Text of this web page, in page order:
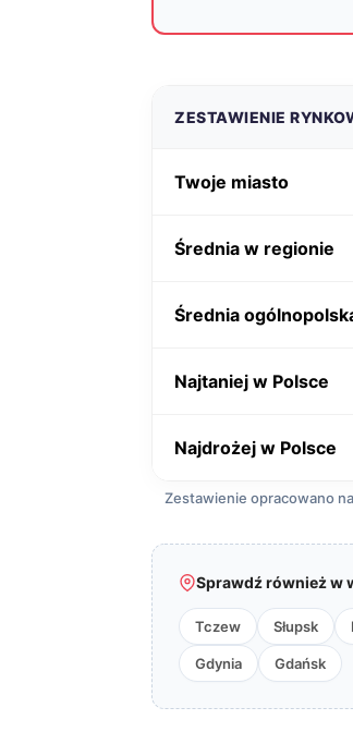
ZESTAWIENIE
Twoje miasto
Średnia w regionie
Średnia
Najtaniej w Polsce
Najdrożej w Polsce
Zestawienie opracowano
Sprawdź również w
Tczew Słupsk
Gdynia Gdańsk